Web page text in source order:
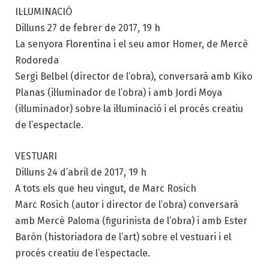
IL·LUMINACIÓ
Dilluns 27 de febrer de 2017, 19 h
La senyora Florentina i el seu amor Homer, de Mercè
Rodoreda
Sergi Belbel (director de l’obra), conversarà amb Kiko
Planas (il·luminador de l’obra) i amb Jordi Moya
(il·luminador) sobre la il·luminació i el procés creatiu
de l’espectacle.
VESTUARI
Dilluns 24 d’abril de 2017, 19 h
A tots els que heu vingut, de Marc Rosich
Marc Rosich (autor i director de l’obra) conversarà
amb Mercè Paloma (figurinista de l’obra) i amb Ester
Barón (historiadora de l’art) sobre el vestuari i el
procés creatiu de l’espectacle.